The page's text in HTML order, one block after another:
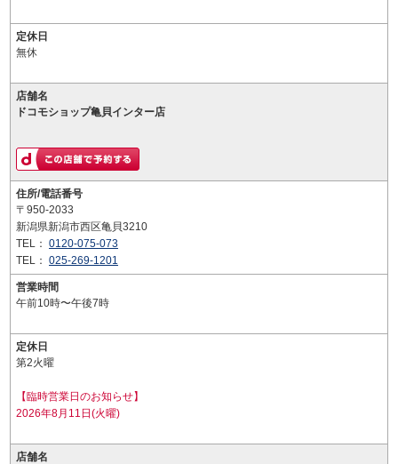
定休日
無休
店舗名
ドコモショップ亀貝インター店
住所/電話番号
〒950-2033
新潟県新潟市西区亀貝3210
TEL： 0120-075-073
TEL： 025-269-1201
営業時間
午前10時〜午後7時
定休日
第2火曜
【臨時営業日のお知らせ】
2026年8月11日(火曜)
店舗名